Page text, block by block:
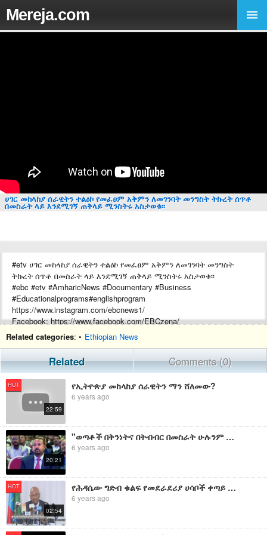
Mereja.com
ሀገር መከላከያ ሰራዊትን ተልዕኮ የመፈፀም አቅምን ለመገንባት መንግስት ትኩረት ሰጥቶ
በመስራት ላይ እንደሚገኝ ጠቅላይ ሚንስትሩ አስታወቁ፡፡
#etv ሀገር መከላከያ ሰራዊትን ተልዕኮ የመፈፀም አቅምን ለመገንባት መንግስት
ትኩረት ሰጥቶ በመስራት ላይ እንደሚገኝ ጠቅላይ ሚንስትሩ አስታወቁ፡፡
#ebc #etv #AmharicNews #Documentary #Business
#Educationalprograms#englishprogram
https://www.instagram.com/ebcnews1/
Facebook: https://www.facebook.com/EBCzena/
About us: https://www.ebc.et
#EBC
#EthiopianBroadcastingCorporation
Related categories: • Ethiopian News
Related Comments (0)
HOT
22:59
የኢትዮጵያ መከላከያ ሰራዊትን ማን ሸለመው?
6 years ago
20:21
"ወጣቶች በቅንነትና በትብብር በመስራት ሁሉንም ተጠቃሚ የምታደርግ የበለጸገች ሃገር ለመገንባት ጊዜያቸውን ጉልበታቸውንና ዕውቀታቸውን ሊጠቀሙበት ይገባል።"
6 years ago
HOT
02:54
የሕዳሴው ግድብ ቁልፍ የመደራደሪያ ሀሳቦች ቀጣይ ውይይቶችን እንደሚጠይቁ የውኃ መስኖና ኢነርጂ ሚንስትሩ አስታወቁ፡፡
6 years ago